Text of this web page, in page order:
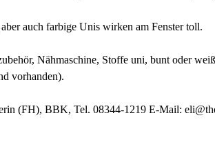
auch farbige Unis wirken am Fenster toll.
Nähmaschine, Stoffe uni, bunt oder
vorhanden).
(FH), BBK, Tel. 08344-1219 E-Mail: